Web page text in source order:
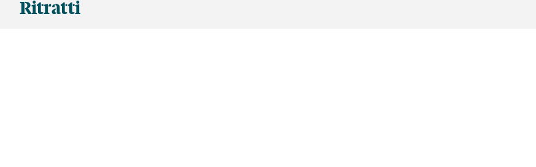
Ritratti